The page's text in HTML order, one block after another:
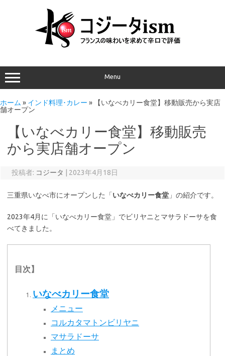
Menu
ホーム » インド料理･カレー »
【いなべカリー食堂】移動販売から実店
舗オープン
【いなべカリー食堂】移動販売
から実店舗オープン
投稿者: コジータ 2023年4月18日
三重県いなべ市にオープンした「いなべカリー食堂 」の紹介です。
2023年4月に「いなべカリー食堂」でビリヤニとマサラドーサを食
べてきました。
目次】
いなべカリー食堂
メニュー
コルカタマトンビリヤニ
マサラドーサ
まとめ